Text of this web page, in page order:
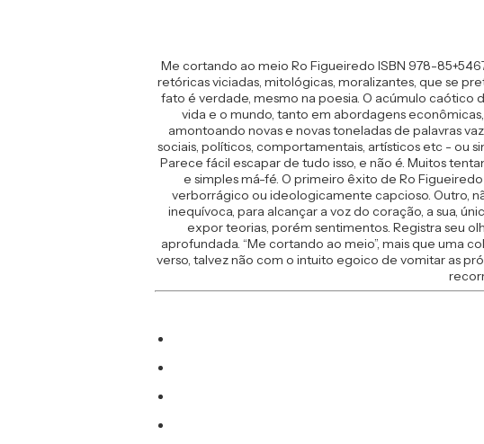
Me cortando ao meio Ro Figueiredo ISBN 978-
retóricas viciadas, mitológicas, moralizantes, que se
fato é verdade, mesmo na poesia. O acúmulo caótico
vida e o mundo, tanto em abordagens
amontoando novas e novas toneladas de palavras
sociais, políticos, comportamentais, artísticos etc - ou
Parece fácil escapar de tudo isso, e não é. Muitos
e simples má-fé. O primeiro êxito de Ro
verborrágico ou ideologicamente capcioso. Outro,
inequívoca, para alcançar a voz do coração, a sua,
expor teorias, porém sentimentos. Registra seu
aprofundada. “Me cortando ao meio”, mais que uma
verso, talvez não com o intuito egoico de vomitar as